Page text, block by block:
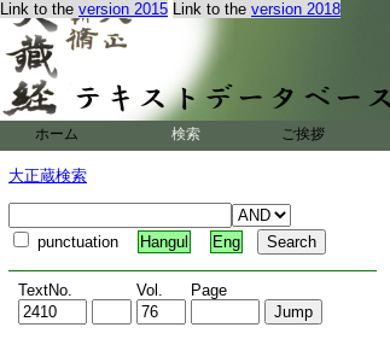
Link to the version 2015 Link to the version 2018
ホーム 検索 ご挨拶
大正蔵検索
punctuation Hangul Eng
TextNo. Vol. Page